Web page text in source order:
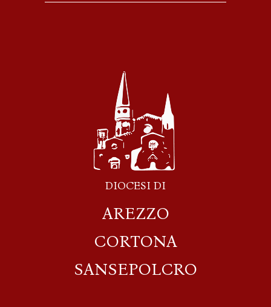
DIOCESI DI
AREZZO
CORTONA
SANSEPOLCRO